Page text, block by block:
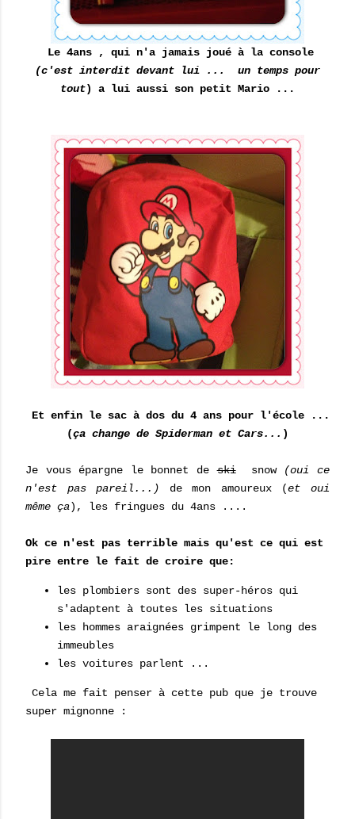
Le 4ans , qui n'a jamais joué à la console
(c'est interdit devant lui ... un temps pour
tout) a lui aussi son petit Mario ...
Et enfin le sac à dos du 4 ans pour l'école ...
(ça change de Spiderman et Cars... )
Je vous épargne le bonnet deskisnow (oui ce
n'est pas pareil...) de mon amoureux (et oui
même ça), les fringues du 4ans ....
Ok ce n'est pas terrible mais qu'est ce qui est
pire entre le fait de croire que:
les plombiers sont des super-héros qui
s'adaptent à toutes les situations
les hommes araignées grimpent le long des
immeubles
les voitures parlent ...
Cela me fait penser à cette pub que je trouve
super mignonne :